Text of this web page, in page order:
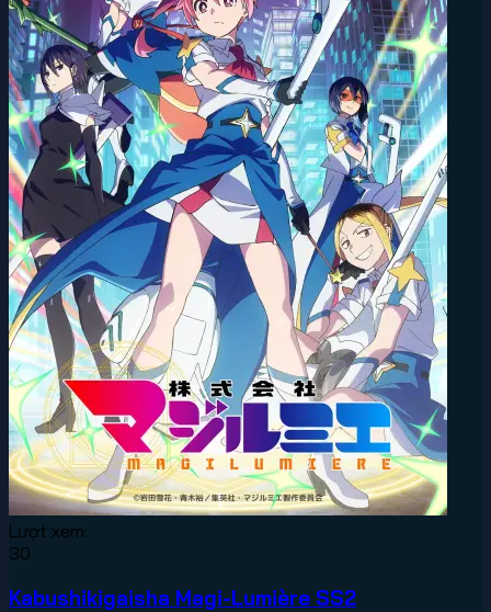
Lượt xem:
30
Kabushikigaisha Magi-Lumière SS2